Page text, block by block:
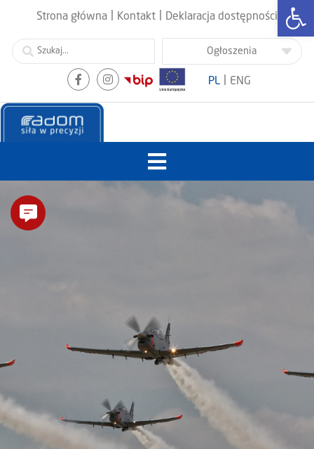
Strona główna Kontakt Deklaracja dostępności
PL ENG